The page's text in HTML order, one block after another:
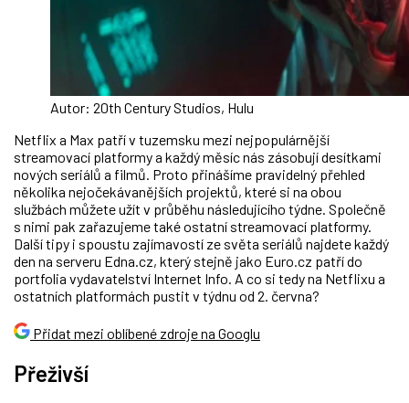
Autor: 20th Century Studios, Hulu
Netflix a Max patří v tuzemsku mezi nejpopulárnější
streamovací platformy a každý měsíc nás zásobují desítkami
nových seriálů a filmů. Proto přinášíme pravidelný přehled
několika nejočekávanějších projektů, které si na obou
službách můžete užít v průběhu následujícího týdne. Společně
s nimi pak zařazujeme také ostatní streamovací platformy.
Další tipy i spoustu zajímavostí ze světa seriálů najdete každý
den na serveru Edna.cz, který stejně jako Euro.cz patří do
portfolia vydavatelství Internet Info. A co si tedy na Netflixu a
ostatních platformách pustit v týdnu od 2. června?
Přidat mezi oblíbené zdroje na Googlu
Přeživší